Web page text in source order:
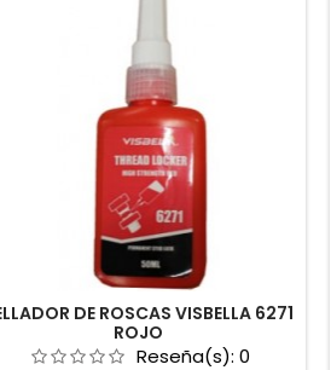
DE ROSCAS VISBELLA 6271
ROJO
Reseña(s): 0